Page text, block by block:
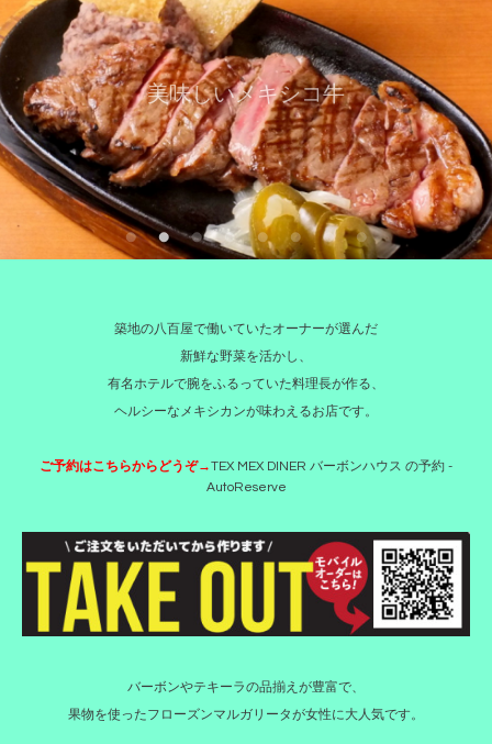
美味しいメキシコ牛
築地の八百屋で働いていたオーナーが選んだ
新鮮な野菜を活かし、
有名ホテルで腕をふるっていた料理長が作る、
ヘルシーなメキシカンが味わえるお店です。
ご予約はこちらからどうぞ→TEX MEX DINER バーボンハウス の予約 -
AutoReserve
バーボンやテキーラの品揃えが豊富で、
果物を使ったフローズンマルガリータが女性に大人気です。